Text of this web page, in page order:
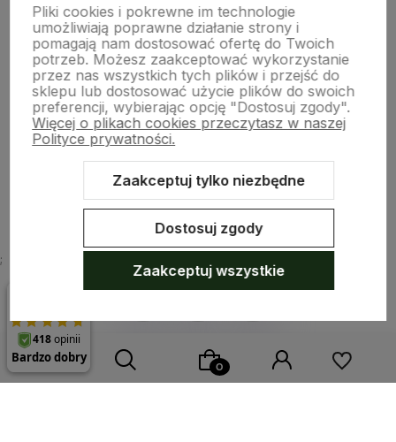
Pomoc
Moje konto
Płatności i dostawa
;
Sklep internetowy Shoper.pl Szablon Shoper Modern 3.0™
GrowCommerce
Pliki cookies i pokrewne im technologie
umożliwiają poprawne działanie strony i
pomagają nam dostosować ofertę do Twoich
potrzeb. Możesz zaakceptować wykorzystanie
przez nas wszystkich tych plików i przejść do
sklepu lub dostosować użycie plików do swoich
preferencji, wybierając opcję "Dostosuj zgody".
Więcej o plikach cookies przeczytasz w naszej
Polityce prywatności.
Zaakceptuj tylko niezbędne
Dostosuj zgody
Zaakceptuj wszystkie